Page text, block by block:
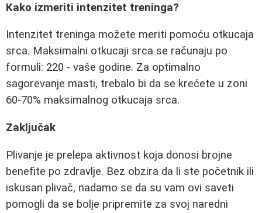
Kako izmeriti intenzitet treninga?
Intenzitet treninga možete meriti pomoću otkucaja
srca. Maksimalni otkucaji srca se računaju po
formuli: 220 - vaše godine. Za optimalno
sagorevanje masti, trebalo bi da se krećete u zoni
60-70% maksimalnog otkucaja srca.
Zaključak
Plivanje je prelepa aktivnost koja donosi brojne
benefite po zdravlje. Bez obzira da li ste početnik ili
iskusan plivač, nadamo se da su vam ovi saveti
pomogli da se bolje pripremite za svoj naredni